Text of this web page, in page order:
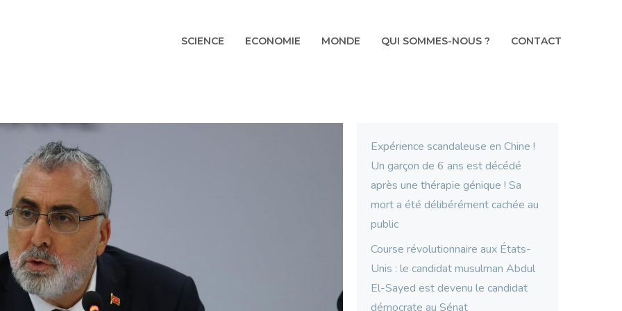
SCIENCE ECONOMIE MONDE QUI SOMMES-NOUS ? CONTACT
Expérience scandaleuse en Chine !
Un garçon de 6 ans est décédé
après une thérapie génique ! Sa
mort a été délibérément cachée au
public
Course révolutionnaire aux États-
Unis : le candidat musulman Abdul
El-Sayed est devenu le candidat
démocrate au Sénat